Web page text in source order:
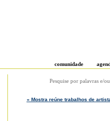
comunidade
Pesquise por palavras e/
« Mostra reúne trabalhos de